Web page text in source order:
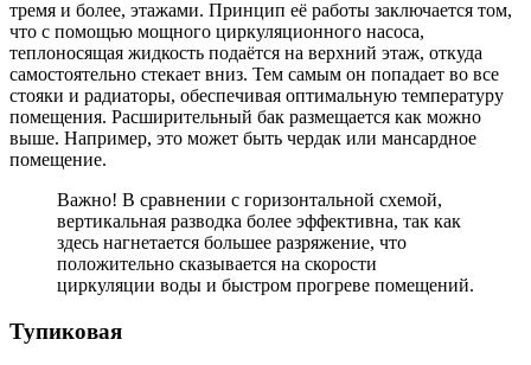
тремя и более, этажами. Принцип её работы заключается том,
что с помощью мощного циркуляционного насоса,
теплоносящая жидкость подаётся на верхний этаж, откуда
самостоятельно стекает вниз. Тем самым он попадает во все
стояки и радиаторы, обеспечивая оптимальную температуру
помещения. Расширительный бак размещается как можно
выше. Например, это может быть чердак или мансардное
помещение.
Важно! В сравнении с горизонтальной схемой,
вертикальная разводка более эффективна, так как
здесь нагнетается большее разряжение, что
положительно сказывается на скорости
циркуляции воды и быстром прогреве помещений.
Тупиковая